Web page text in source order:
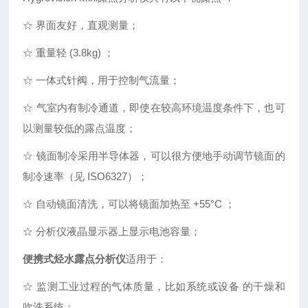
☆ 界面友好，直观测量；
☆ 重量轻 (3.8kg) ；
☆ 一体式针阀，用于控制气流量；
☆ 气室内有制冷通道，即使在较高环境温度条件下，也可
以测量较低的露点温度；
☆ 镜面制冷采用半导体器，可以很方便地手动调节镜面的
制冷速率（见 ISO6327）；
☆ 自动镜面清洗，可以将镜面加热至 +55°C ；
☆ 分析仪液晶显示器上显示电池容量；
便携式烃水露点分析仪适用于：
☆ 监测工业过程的气体质量，比如系统或设备 的干燥和